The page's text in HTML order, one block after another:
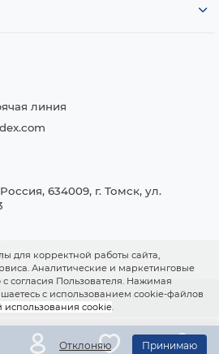
для корректной работы сайта,
Аналитические и маркетинговые
согласия Пользователя. Нажимая
с использованием cookie-файлов
использования cookie.
Отклоняю Принимаю
линия
634009, г. Томск, ул.